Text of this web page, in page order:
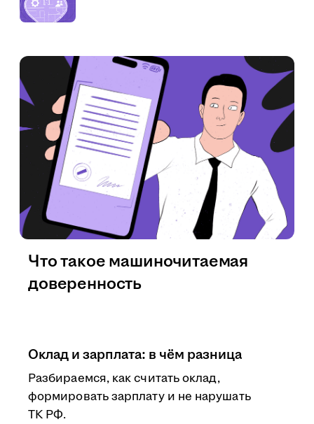
Оклад и зарплата: в чём разница
Разбираемся, как считать оклад,
формировать зарплату и не нарушать
ТК РФ.
Что такое машиночитаемая
доверенность